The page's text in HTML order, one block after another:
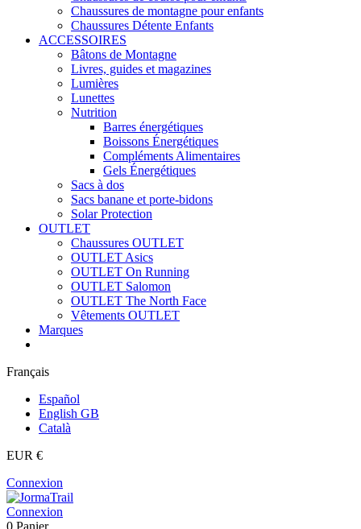
Chaussures de montagne pour enfants
Chaussures Détente Enfants
ACCESSOIRES
Bâtons de Montagne
Livres, guides et magazines
Lumières
Lunettes
Nutrition
Barres énergétiques
Boissons Énergétiques
Compléments Alimentaires
Gels Énergétiques
Sacs à dos
Sacs banane et porte-bidons
Solar Protection
OUTLET
Chaussures OUTLET
OUTLET Asics
OUTLET On Running
OUTLET Salomon
OUTLET The North Face
Vêtements OUTLET
Marques
Français
Español
English GB
Català
EUR €
Connexion
Connexion
0 Panier